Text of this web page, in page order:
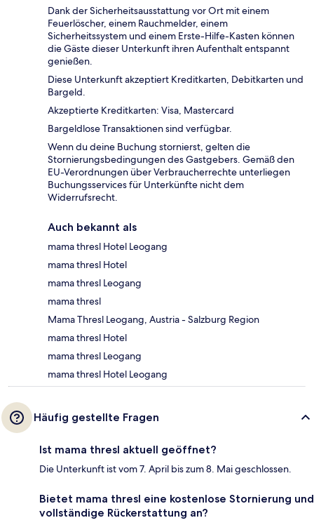
Dank der Sicherheitsausstattung vor Ort mit einem
Feuerlöscher, einem Rauchmelder, einem
Sicherheitssystem und einem Erste-Hilfe-Kasten können
die Gäste dieser Unterkunft ihren Aufenthalt entspannt
genießen.
Diese Unterkunft akzeptiert Kreditkarten, Debitkarten und
Bargeld.
Akzeptierte Kreditkarten: Visa, Mastercard
Bargeldlose Transaktionen sind verfügbar.
Wenn du deine Buchung stornierst, gelten die
Stornierungsbedingungen des Gastgebers. Gemäß den
EU-Verordnungen über Verbraucherrechte unterliegen
Buchungsservices für Unterkünfte nicht dem
Widerrufsrecht.
Auch bekannt als
mama thresl Hotel Leogang
mama thresl Hotel
mama thresl Leogang
mama thresl
Mama Thresl Leogang, Austria - Salzburg Region
mama thresl Hotel
mama thresl Leogang
mama thresl Hotel Leogang
Häufig gestellte Fragen
Ist mama thresl aktuell geöffnet?
Die Unterkunft ist vom 7. April bis zum 8. Mai geschlossen.
Bietet mama thresl eine kostenlose Stornierung und
vollständige Rückerstattung an?